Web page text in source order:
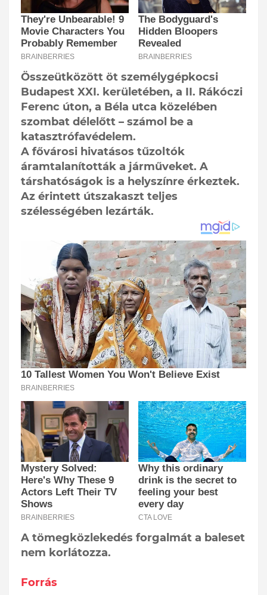
Összeütközött öt személygépkocsi
Budapest XXI. kerületében, a II. Rákóczi
Ferenc úton, a Béla utca közelében
szombat délelőtt – számol be a
katasztrófavédelem.
A fővárosi hivatásos tűzoltók
áramtalanították a járműveket. A
társhatóságok is a helyszínre érkeztek.
Az érintett útszakaszt teljes
szélességében lezárták.
A tömegközlekedés forgalmát a baleset
nem korlátozza.
Forrás